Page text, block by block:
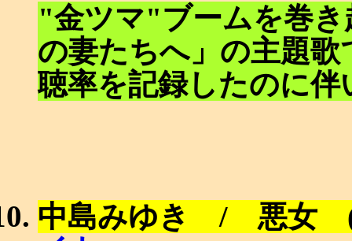
"金ツマ"ブームを巻き
の妻たちへ」の主題
聴率を記録したのに伴
中島みゆき / 悪女